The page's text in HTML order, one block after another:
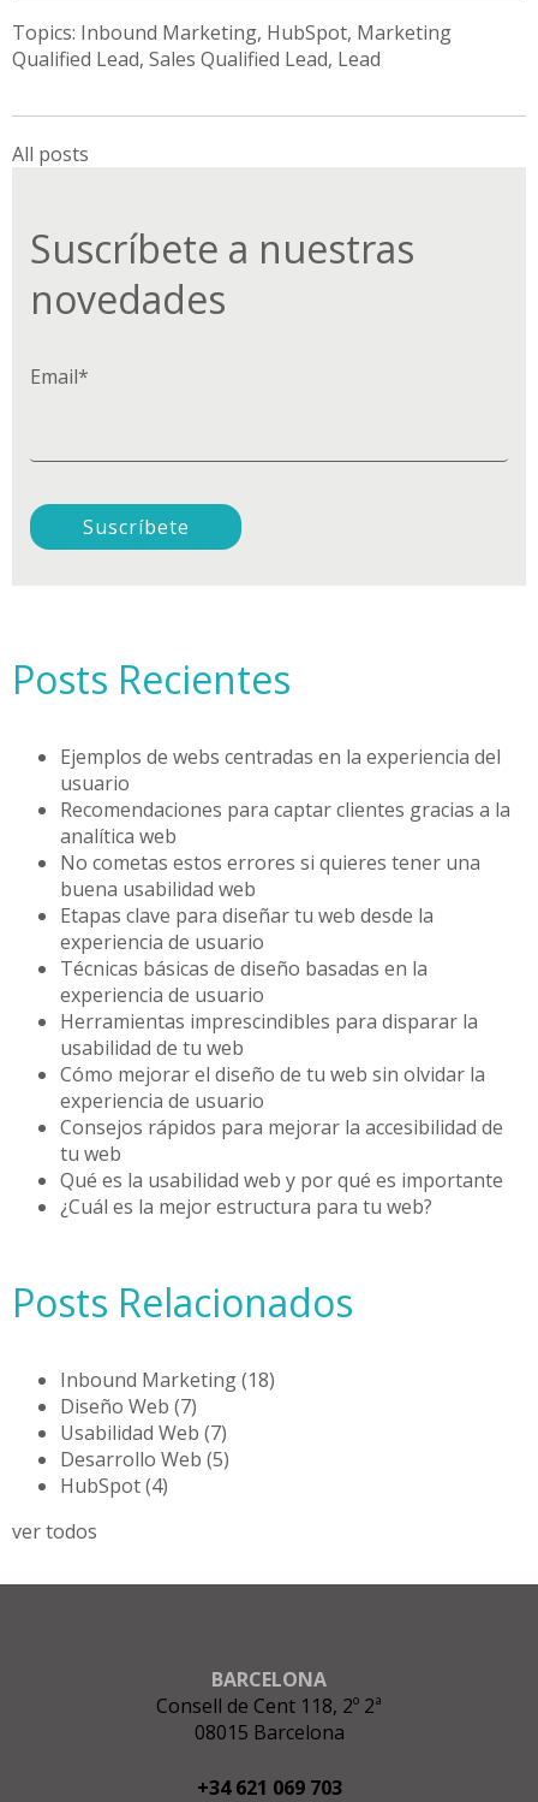
Topics: Inbound Marketing, HubSpot, Marketing
Qualified Lead, Sales Qualified Lead, Lead
All posts
Suscríbete a nuestras
novedades
Email*
Posts Recientes
Ejemplos de webs centradas en la experiencia del
usuario
Recomendaciones para captar clientes gracias a la
analítica web
No cometas estos errores si quieres tener una
buena usabilidad web
Etapas clave para diseñar tu web desde la
experiencia de usuario
Técnicas básicas de diseño basadas en la
experiencia de usuario
Herramientas imprescindibles para disparar la
usabilidad de tu web
Cómo mejorar el diseño de tu web sin olvidar la
experiencia de usuario
Consejos rápidos para mejorar la accesibilidad de
tu web
Qué es la usabilidad web y por qué es importante
¿Cuál es la mejor estructura para tu web?
Posts Relacionados
Inbound Marketing(18)
Diseño Web (7)
Usabilidad Web (7)
Desarrollo Web (5)
HubSpot(4)
ver todos
BARCELONA
Consell de Cent 118, 2º 2ª
08015 Barcelona
+34 621 069 703